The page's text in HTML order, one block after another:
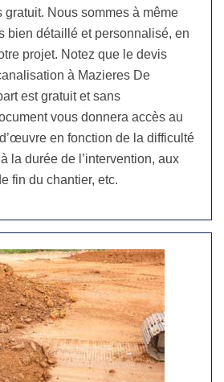
gratuit. Nous sommes à même
bien détaillé et personnalisé, en
projet. Notez que le devis
à Mazieres De
est gratuit et sans
vous donnera accès au
en fonction de la difficulté
la durée de l’intervention, aux
fin du chantier, etc.